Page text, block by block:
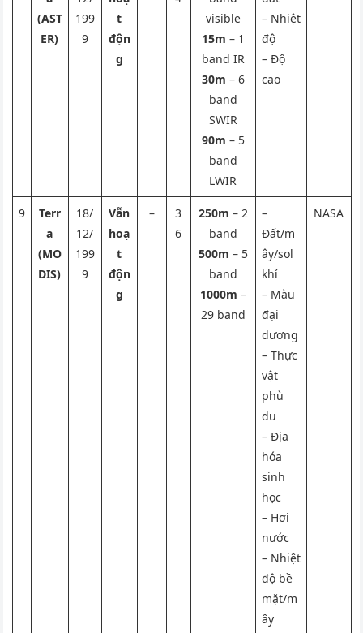
(AST
ER)
199
9
t
độn
g
visible
15m – 1
band IR
30m – 6
band
SWIR
90m – 5
band
LWIR
– Nhiệt
độ
– Độ
cao
9
Terr
a
(MO
DIS)
18/
12/
199
9
Vẫn
hoạ
t
độn
g
–
3
6
250m – 2
band
500m – 5
band
1000m –
29 band
–
Đất/m
ây/sol
khí
– Màu
đại
dương
– Thực
vật
phù
du
– Địa
hóa
sinh
học
– Hơi
nước
– Nhiệt
độ bề
mặt/m
ây
NASA